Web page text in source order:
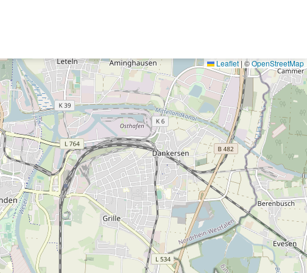
Leaflet | ©OpenStreetMap